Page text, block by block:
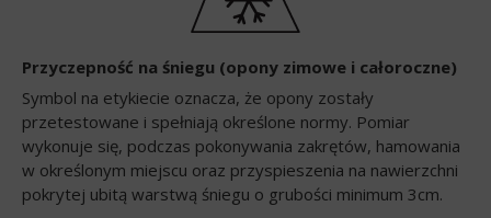
Przyczepność na śniegu (opony zimowe i całoroczne)
Symbol na etykiecie oznacza, że opony zostały
przetestowane i spełniają określone normy. Pomiar
wykonuje się, podczas pokonywania zakrętów, hamowania
w określonym miejscu oraz przyspieszenia na nawierzchni
pokrytej ubitą warstwą śniegu o grubości minimum 3cm.